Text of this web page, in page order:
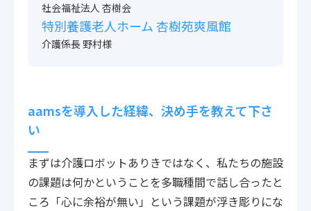
社会福祉法人 杏樹会
特別養護老人ホーム 杏樹苑爽風館
介護係長 野村様
aamsを導入した経緯、決め手を教えて下さ
い
まずは介護ロボットありきではなく、私たちの施設
の課題は何かということを多職種間で話し合ったと
ころ「心に余裕が無い」という課題が浮き彫りにな